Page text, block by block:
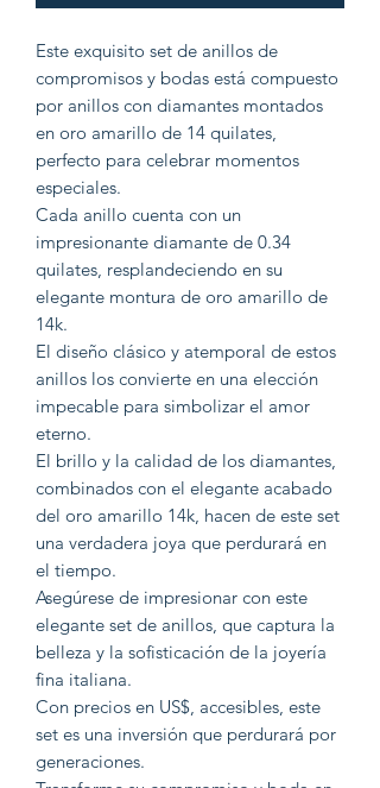
Este exquisito set de anillos de
compromisos y bodas está compuesto
por anillos con diamantes montados
en oro amarillo de 14 quilates,
perfecto para celebrar momentos
especiales.
Cada anillo cuenta con un
impresionante diamante de 0.34
quilates, resplandeciendo en su
elegante montura de oro amarillo de
14k.
El diseño clásico y atemporal de estos
anillos los convierte en una elección
impecable para simbolizar el amor
eterno.
El brillo y la calidad de los diamantes,
combinados con el elegante acabado
del oro amarillo 14k, hacen de este set
una verdadera joya que perdurará en
el tiempo.
Asegúrese de impresionar con este
elegante set de anillos, que captura la
belleza y la sofisticación de la joyería
fina italiana.
Con precios en US$, accesibles, este
set es una inversión que perdurará por
generaciones.